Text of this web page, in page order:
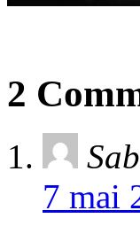
2
7 mai